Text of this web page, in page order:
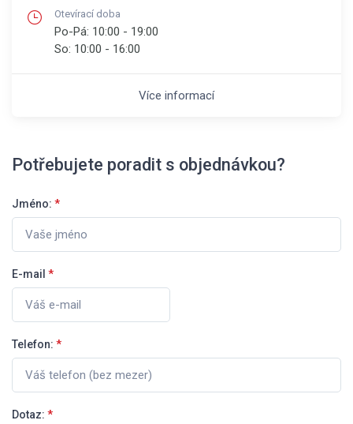
Otevírací doba
Po-Pá: 10:00 - 19:00
So: 10:00 - 16:00
Více informací
Potřebujete poradit s objednávkou?
Jméno: *
E-mail *
Telefon: *
Dotaz: *